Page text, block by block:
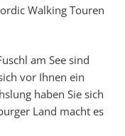
Walking Touren
am See sind
vor Ihnen ein
haben Sie sich
Land macht es